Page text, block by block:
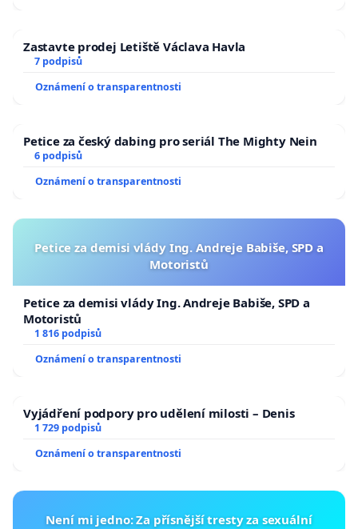
Zastavte prodej Letiště Václava Havla
7 podpisů
Oznámení o transparentnosti
Petice za český dabing pro seriál The Mighty Nein
6 podpisů
Oznámení o transparentnosti
Petice za demisi vlády Ing. Andreje Babiše, SPD a
Motoristů
Petice za demisi vlády Ing. Andreje Babiše, SPD a
Motoristů
1 816 podpisů
Oznámení o transparentnosti
Vyjádření podpory pro udělení milosti – Denis
1 729 podpisů
Oznámení o transparentnosti
Není mi jedno: Za přísnější tresty za sexuální